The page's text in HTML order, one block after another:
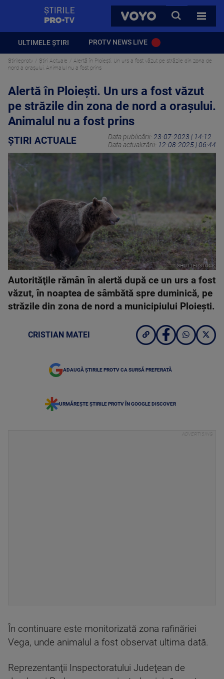
VOYO
CAUTA
TOATE
ULTIMELE ȘTIRI PROTV NEWS LIVE
Stirileprotv Știri Actuale
Alertă în Ploiești. Un urs a fost văzut pe străzile din zona de
nord a orașului. Animalul nu a fost prins
Alertă în Ploiești. Un urs a fost văzut
pe străzile din zona de nord a orașului.
Animalul nu a fost prins
ȘTIRI ACTUALE Data publicării: 23-07-2023 | 14:12
Data actualizării: 12-08-2025 | 06:44
SHUTTERSTOCK
Autorităţile rămân în alertă după ce un urs a fost
văzut, în noaptea de sâmbătă spre duminică, pe
străzile din zona de nord a municipiului Ploieşti.
CRISTIAN MATEI
ADAUGĂ ȘTIRILE PROTV CA SURSĂ PREFERATĂ
URMĂREȘTE ȘTIRILE PROTV ÎN GOOGLE DISCOVER
În continuare este monitorizată zona rafinăriei
Vega, unde animalul a fost observat ultima dată.
Reprezentanţii Inspectoratului Judeţean de